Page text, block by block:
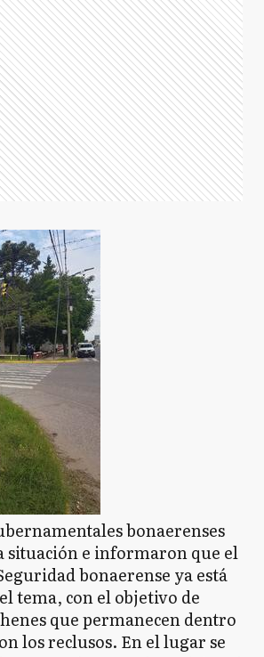
bonaerenses
situación e informaron que el
bonaerense ya está
tema, con el objetivo de
que permanecen dentro
los reclusos. En el lugar se